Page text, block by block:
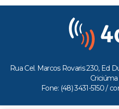
Rua Cel. Marcos Rovaris 230, Ed
Criciúma
Fone: (48) 3431-5150 /